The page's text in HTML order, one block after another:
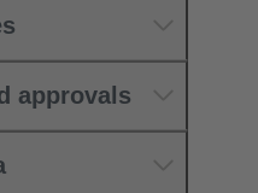
approvals